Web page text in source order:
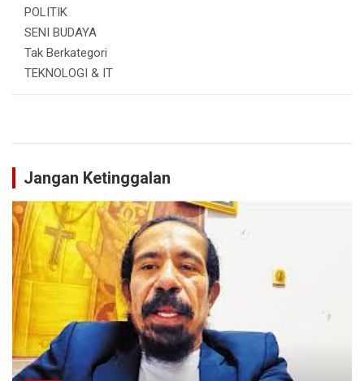
POLITIK
SENI BUDAYA
Tak Berkategori
TEKNOLOGI & IT
Jangan Ketinggalan